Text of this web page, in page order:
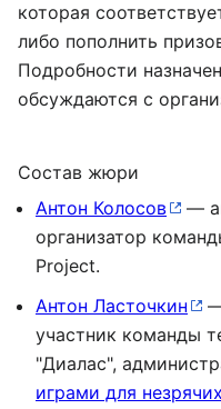
которая
либо пополнить
Подробности
обсуждаются с
Состав жюри
Антон Колосов
—
организатор
Project.
Антон Ласточкин
участник команды
"Диалас",
играми для незрячих